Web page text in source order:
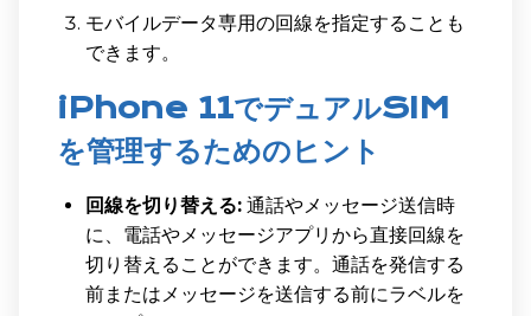
モバイルデータ専用の回線を指定することも
できます。
iPhone 11でデュアルSIM
を管理するためのヒント
回線を切り替える: 通話やメッセージ送信時
に、電話やメッセージアプリから直接回線を
切り替えることができます。通話を発信する
前またはメッセージを送信する前にラベルを